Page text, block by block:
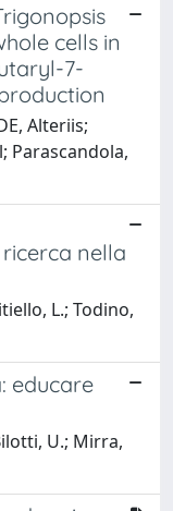
cells in
7-
Alteriis;
Parascandola,
nella
L.; Todino,
educare
U.; Mirra,